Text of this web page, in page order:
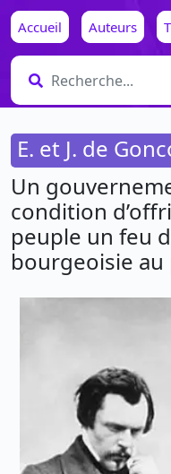
Accueil Auteurs
E. et J. de
Un
condition
peuple un feu
bourgeoisie au